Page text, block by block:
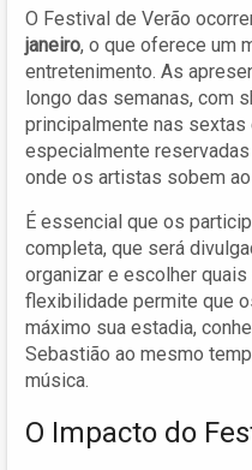
O Festival de Verão
janeiro, o que oferece um
entretenimento. As
longo das semanas, com
principalmente nas
especialmente
onde os artistas sobem
É essencial que os
completa, que será
organizar e escolher
flexibilidade permite que
máximo sua estadia,
Sebastião ao mesmo
música.
O Impacto do